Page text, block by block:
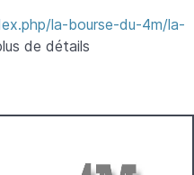
la-bourse-du-4m/la-
de détails